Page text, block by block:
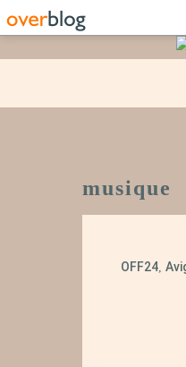
musique
OFF24,